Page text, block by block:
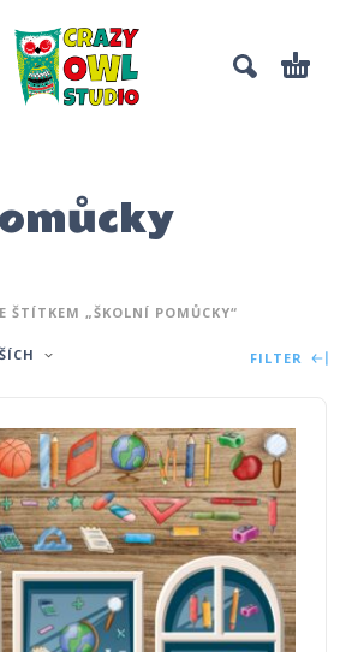
ŠTÍTKEM „ŠKOLNÍ POMŮCKY“
FILTER